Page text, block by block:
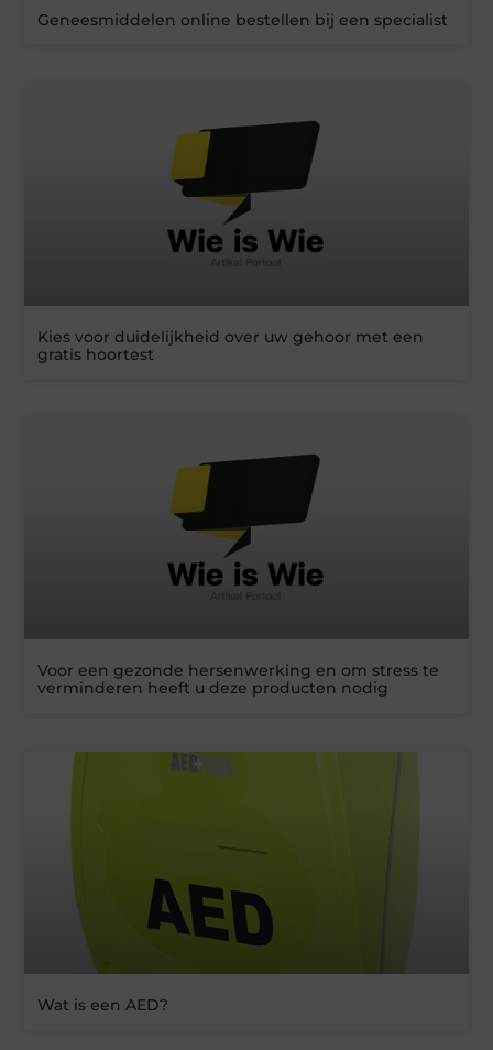
Geneesmiddelen online bestellen bij een specialist
Kies voor duidelijkheid over uw gehoor met een
gratis hoortest
Voor een gezonde hersenwerking en om stress te
verminderen heeft u deze producten nodig
Wat is een AED?